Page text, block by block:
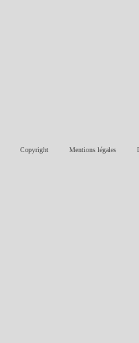
Copyright Mentions légales